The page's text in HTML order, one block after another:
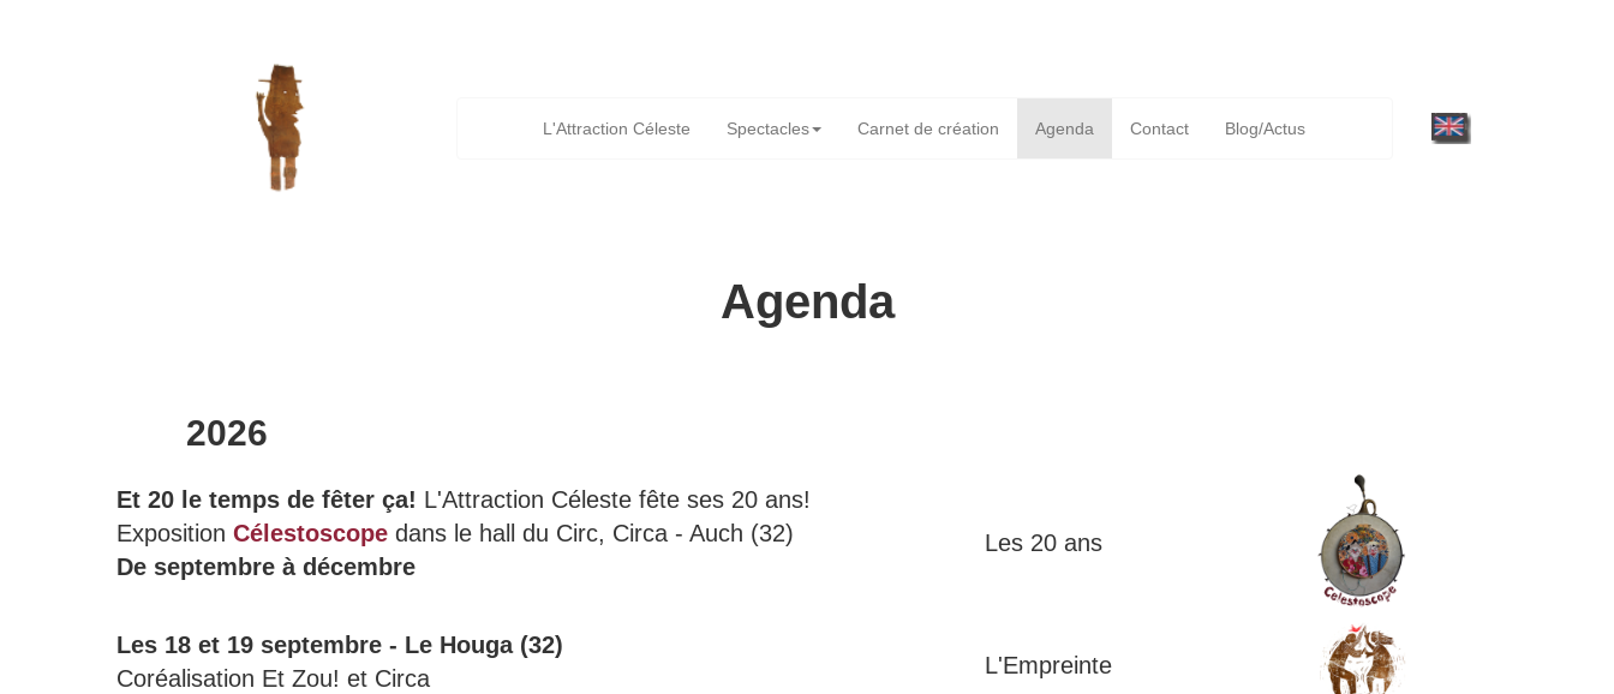
L'Attraction Céleste Spectacles Carnet de création Agenda Contact Blog/Actus
Agenda
2026
Et 20 le temps de fêter ça! L'Attraction Céleste fête ses 20 ans!
Exposition Célestoscope dans le hall du Circ, Circa - Auch (32)
De septembre à décembre
Les 20 ans
Les 18 et 19 septembre - Le Houga (32)
Coréalisation Et Zou! et Circa
L'Empreinte